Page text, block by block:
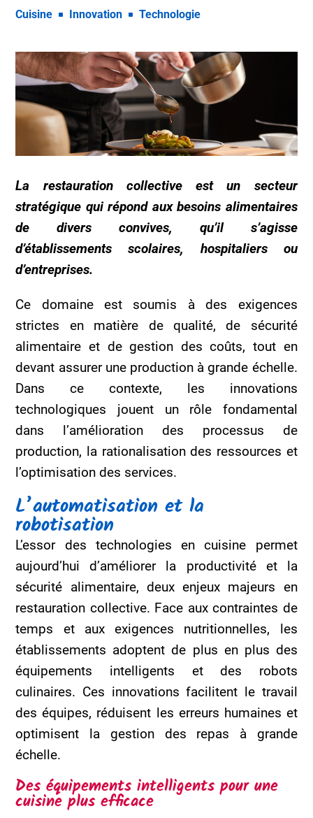
Cuisine Innovation Technologie
La restauration collective est un secteur
stratégique qui répond aux besoins alimentaires
de divers convives, qu’il s’agisse
d’établissements scolaires, hospitaliers ou
d’entreprises.
Ce domaine est soumis à des exigences
strictes en matière de qualité, de sécurité
alimentaire et de gestion des coûts, tout en
devant assurer une production à grande échelle.
Dans ce contexte, les innovations
technologiques jouent un rôle fondamental
dans l’amélioration des processus de
production, la rationalisation des ressources et
l’optimisation des services.
L’automatisation et la
robotisation
L’essor des technologies en cuisine permet
aujourd’hui d’améliorer la productivité et la
sécurité alimentaire, deux enjeux majeurs en
restauration collective. Face aux contraintes de
temps et aux exigences nutritionnelles, les
établissements adoptent de plus en plus des
équipements intelligents et des robots
culinaires. Ces innovations facilitent le travail
des équipes, réduisent les erreurs humaines et
optimisent la gestion des repas à grande
échelle.
Des équipements intelligents pour une
cuisine plus efficace